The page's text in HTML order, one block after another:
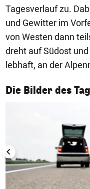
Tagesverlauf zu.
und Gewitter im
von Westen dann
dreht auf Südost
lebhaft, an der
Die Bilder des
1/50